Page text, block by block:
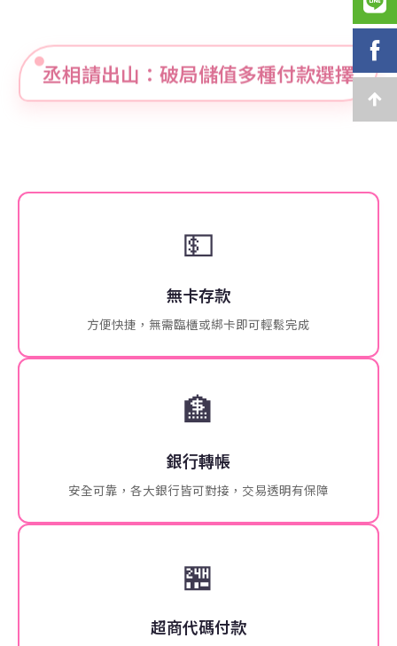
丞相請出山：破局儲值多種付款選擇
💵
無卡存款
方便快捷，無需臨櫃或綁卡即可輕鬆完成
🏦
銀行轉帳
安全可靠，各大銀行皆可對接，交易透明有保障
🏪
超商代碼付款